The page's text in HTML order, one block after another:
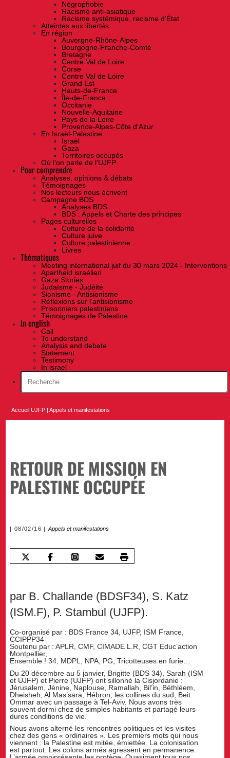
Négrophobie
Racisme anti-asiatique
Racisme systémique, racisme d'État
Atteintes aux libertés
En région
Auvergne-Rhône-Alpes
Bourgogne-Franche-Comté
Bretagne
Centre Val de Loire
Corse
Centre Val de Loire
Grand Est
Hauts-de-France
Île-de-France
Occitanie
Nouvelle-Aquitaine
Pays de la Loire
Provence-Alpes-Côte d'Azur
En Israël-Palestine
Israël
Gaza
Territoires occupés
Où l'on parle de l'UJFP
Pour comprendre
Analyses, opinions & débats
Témoignages
Nos lecteurs nous écrivent
Campagne BDS
Analyses BDS
BDS : Appels et Charte des principes
Pages culturelles
Culture de la solidarité
Culture juive
Culture palestinienne
Livres
Thématiques
Meeting international juif du 30 mars 2024 - Interventions
Apartheid israélien
Gaza Stories
Judaïsme - Judéité
Sionisme - Antisionisme
Réflexions sur l’antisionisme
Prisonniers palestiniens
Témoignages de Palestine
In english
Call
To understand
Analysis and debate
Statement
Testimony
In israel
Accueil UJFP |Appels et manifestations
RETOUR DE MISSION EN
PALESTINE OCCUPÉE
08/02/16 Appels et manifestations
par B. Challande (BDSF34), S. Katz
(ISM.F), P. Stambul (UJFP).
Co-organisé par : BDS France 34, UJFP, ISM France,
CCIPPP34
Soutenu par : APLR, CMF, CIMADE L.R, CGT Educ’action
Montpellier,
Ensemble ! 34, MDPL, NPA, PG, Tricotteuses en furie…
Du 20 décembre au 5 janvier, Brigitte (BDS 34), Sarah (ISM
et UJFP) et Pierre (UJFP) ont sillonné la Cisjordanie :
Jérusalem, Jénine, Naplouse, Ramallah, Bil’in, Béthléem,
Dheisheh, Al Mas’sara, Hébron, les collines du sud, Beit
Ommar avec un passage à Tel-Aviv. Nous avons très
souvent dormi chez de simples habitants et partagé leurs
dures conditions de vie.
Nous avons alterné les rencontres politiques et les visites
chez des gens « ordinaires ». Les premiers mots qui nous
viennent : la Palestine est mitée, émiettée. La colonisation
est partout. Les colons armés agressent en permanence.